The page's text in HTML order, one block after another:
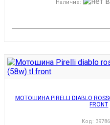
Наличие:
МОТОШИНА PIRELLI DIABLO
FRONT
Код: